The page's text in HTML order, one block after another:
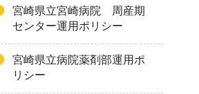
宮崎県立宮崎病院 周産期
センター運用ポリシー
宮崎県立病院薬剤部運用ポ
リシー